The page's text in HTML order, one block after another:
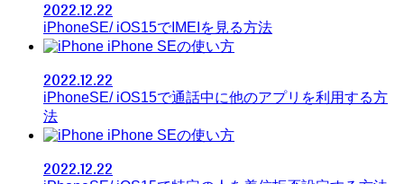
2022.12.22
iPhoneSE/ iOS15でIMEIを見る方法
iPhone SEの使い方
2022.12.22
iPhoneSE/ iOS15で通話中に他のアプリを利用する方
法
iPhone SEの使い方
2022.12.22